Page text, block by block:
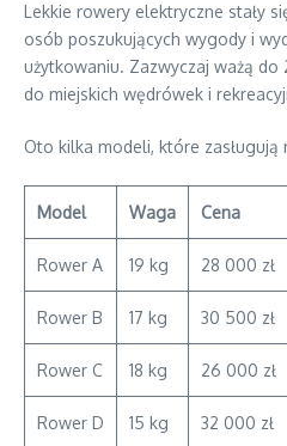
Lekkie rowery elektryczne stały
osób poszukujących wygody i
użytkowaniu. Zazwyczaj ważą do
do miejskich wędrówek i
Oto kilka modeli, które zasługują
Model Waga Cena
Rower A 19 kg 28 000 zł
Rower B 17 kg 30 500 zł
Rower C 18 kg 26 000 zł
Rower D 15 kg 32 000 zł